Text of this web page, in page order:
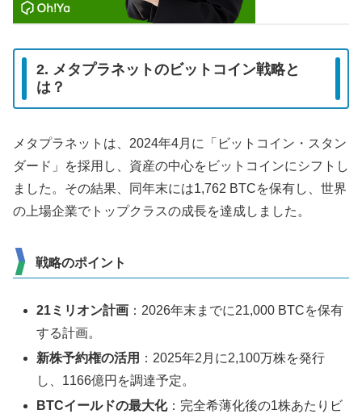
2. メタプラネットのビットコイン戦略と
は？
メタプラネットは、2024年4月に「ビットコイン・スタン
ダード」を採用し、資産の中心をビットコインにシフトし
ました。その結果、同年末には1,762 BTCを保有し、世界
の上場企業でトップクラスの成長を達成しました​​。
戦略のポイント
21ミリオン計画 ：2026年末までに21,000 BTCを保有
する計画​。
新株予約権の活用 ：2025年2月に2,100万株を発行
し、1166億円を調達予定​。
BTCイールドの最大化：完全希薄化後の1株あたりビ